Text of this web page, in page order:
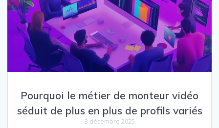
Pourquoi le métier de monteur vidéo
séduit de plus en plus de profils variés
3 décembre 2025